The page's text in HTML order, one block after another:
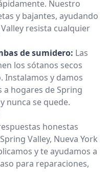
Nuestro
y bajantes, ayudando
resista cualquier
de sumidero: Las
los sótanos secos
Instalamos y damos
a hogares de Spring
nunca se quede.
honestas
Valley, Nueva York
y te ayudamos a
para reparaciones,